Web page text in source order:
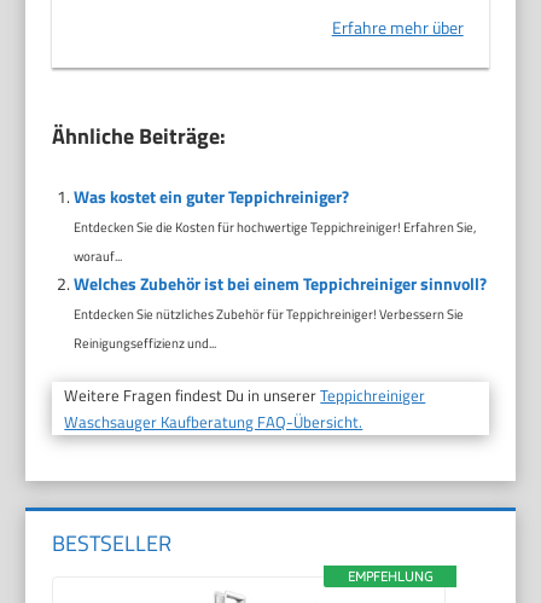
Erfahre mehr über
Ähnliche Beiträge:
Was kostet ein guter Teppichreiniger?
Entdecken Sie die Kosten für hochwertige Teppichreiniger! Erfahren Sie,
worauf...
Welches Zubehör ist bei einem Teppichreiniger sinnvoll?
Entdecken Sie nützliches Zubehör für Teppichreiniger! Verbessern Sie
Reinigungseffizienz und...
Weitere Fragen findest Du in unsererTeppichreiniger
Waschsauger Kaufberatung FAQ-Übersicht.
BESTSELLER
EMPFEHLUNG